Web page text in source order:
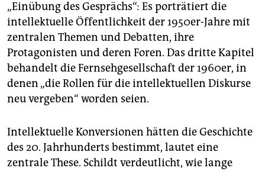
„Einübung des Gesprächs“: Es porträtiert die
intellektuelle Öffentlichkeit der 1950er-Jahre mit
zentralen Themen und Debatten, ihre
Protagonisten und deren Foren. Das dritte Kapitel
behandelt die Fernsehgesellschaft der 1960er, in
denen „die Rollen für die intellektuellen Diskurse
neu vergeben“ worden seien.
Intellektuelle Konversionen hätten die Geschichte
des 20. Jahrhunderts bestimmt, lautet eine
zentrale These. Schildt verdeutlicht, wie lange